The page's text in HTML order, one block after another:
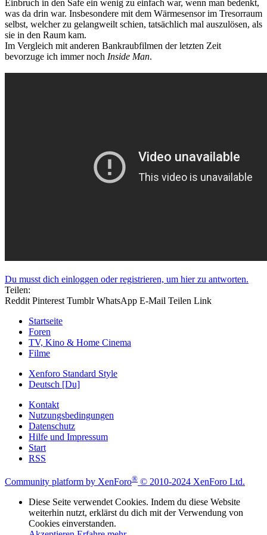
Einbruch in den Safe ein wenig zu einfach war, wenn man bedenkt,
was da drin war. Insbesondere mit dem Wärmesensor im Tresorraum
selbst, welcher zu gelangweilt schien, tatsächlich mal auszulösen, als
sie in den Raum kam.
Im Vergleich mit anderen Bankraubfilmen der letzten Zeit
bevorzuge ich immer noch Inside Man.
Du musst dich einloggen oder registrieren, um hier zu antworten.
Teilen:
Reddit Pinterest Tumblr WhatsApp E-Mail Teilen Link
Startseite
Foren
TV, Kino & Home Cinema
Filme
Xenforo Standard Style
Deutsch [Du]
Kontakt
Nutzungsbedingungen
Datenschutz
Hilfe und Impressum
Start
RSS
Community platform by XenForo® © 2010-2024 XenForo Ltd.
Diese Seite verwendet Cookies. Indem du diese Website
weiterhin nutzt, erklärst du dich mit der Verwendung von
Cookies einverstanden.